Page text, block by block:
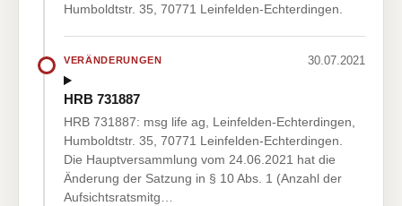
Humboldtstr. 35, 70771 Leinfelden-Echterdingen.
VERÄNDERUNGEN 30.07.2021
HRB 731887
HRB 731887: msg life ag, Leinfelden-Echterdingen,
Humboldtstr. 35, 70771 Leinfelden-Echterdingen.
Die Hauptversammlung vom 24.06.2021 hat die
Änderung der Satzung in § 10 Abs. 1 (Anzahl der
Aufsichtsratsmitg…